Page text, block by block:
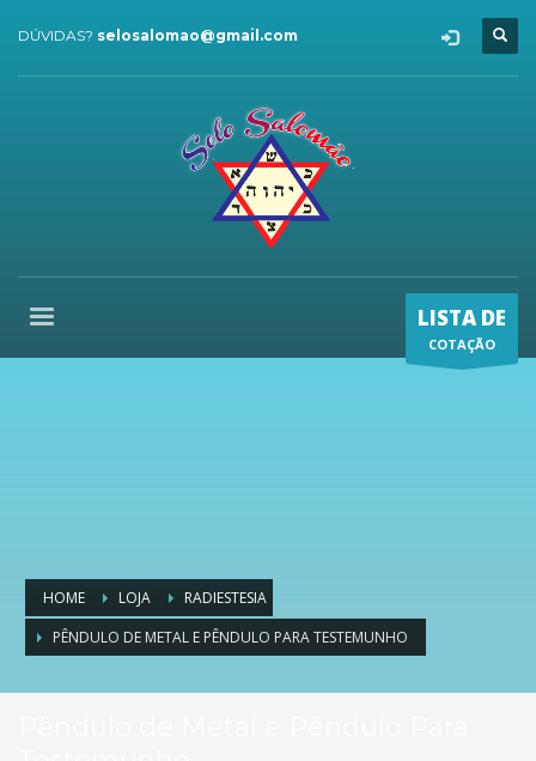
DÚVIDAS? selosalomao@gmail.com
LISTA DE
COTAÇÃO
HOME LOJA
RADIESTESIA
PÊNDULO DE METAL E PÊNDULO PARA TESTEMUNHO